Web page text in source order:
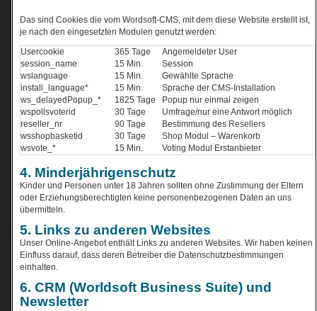
Das sind Cookies die vom Wordsoft-CMS, mit dem diese Website erstellt ist,
je nach den eingesetzten Modulen genutzt werden:
Usercookie
365 Tage
Angemeldeter User
session_name
15 Min.
Session
wslanguage
15 Min.
Gewählte Sprache
install_language*
15 Min.
Sprache der CMS-Installation
ws_delayedPopup_*
1825 Tage
Popup nur einmal zeigen
wspollsvoterid
30 Tage
Umfrage/nur eine Antwort möglich
reseller_nr
90 Tage
Bestimmung des Resellers
wsshopbasketid
30 Tage
Shop Modul – Warenkorb
wsvote_*
15 Min. Voting Modul Erstanbieter
4. Minderjährigenschutz
Kinder und Personen unter 18 Jahren sollten ohne Zustimmung der Eltern
oder Erziehungsberechtigten keine personenbezogenen Daten an uns
übermitteln.
5. Links zu anderen Websites
Unser Online-Angebot enthält Links zu anderen Websites. Wir haben keinen
Einfluss darauf, dass deren Betreiber die Datenschutzbestimmungen
einhalten.
6. CRM (Worldsoft Business Suite) und
Newsletter